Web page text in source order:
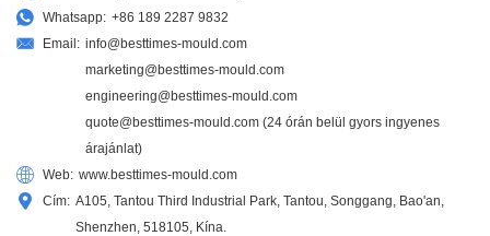
Whatsapp: +86 189 2287 9832
Email: info@besttimes-mould.com
marketing@besttimes-mould.com
engineering@besttimes-mould.com
quote@besttimes-mould.com (24 órán belül gyors ingyenes
árajánlat)
Web: www.besttimes-mould.com
Cím: A105, Tantou Third Industrial Park, Tantou, Songgang, Bao'an,
Shenzhen, 518105, Kína.